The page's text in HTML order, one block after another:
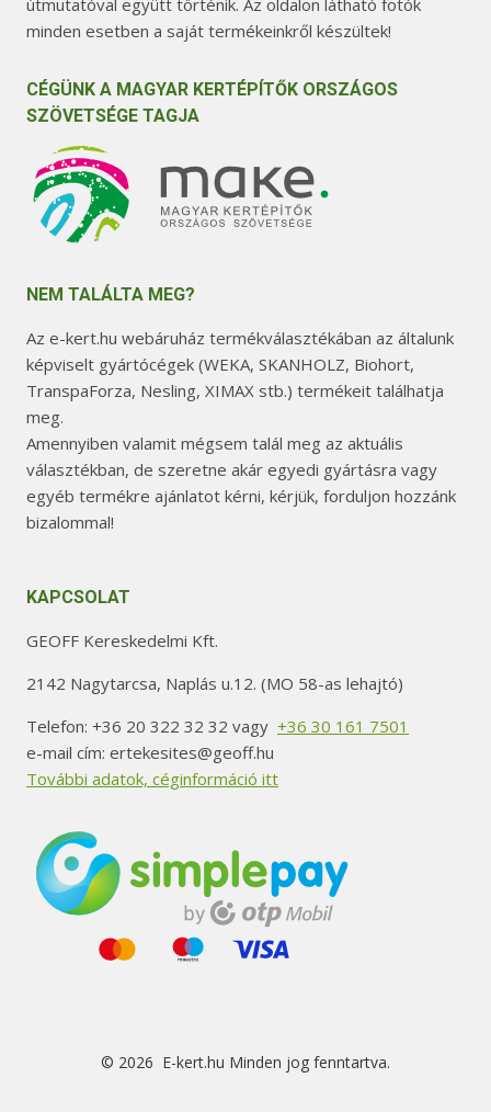
útmutatóval együtt történik. Az oldalon látható fotók
minden esetben a saját termékeinkről készültek!
CÉGÜNK A MAGYAR KERTÉPÍTŐK ORSZÁGOS
SZÖVETSÉGE TAGJA
NEM TALÁLTA MEG?
Az e-kert.hu webáruház termékválasztékában az általunk
képviselt gyártócégek (WEKA, SKANHOLZ, Biohort,
TranspaForza, Nesling, XIMAX stb.) termékeit találhatja
meg.
Amennyiben valamit mégsem talál meg az aktuális
választékban, de szeretne akár egyedi gyártásra vagy
egyéb termékre ajánlatot kérni, kérjük, forduljon hozzánk
bizalommal!
KAPCSOLAT
GEOFF Kereskedelmi Kft.
2142 Nagytarcsa, Naplás u.12. (MO 58-as lehajtó)
Telefon: +36 20 322 32 32 vagy +36 30 161 7501
e-mail cím: ertekesites@geoff.hu
További adatok, céginformáció itt
© 2026 E-kert.hu Minden jog fenntartva.